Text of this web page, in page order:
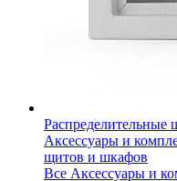
Аксессуары и
щитов и шкафов
Все Аксессуары и